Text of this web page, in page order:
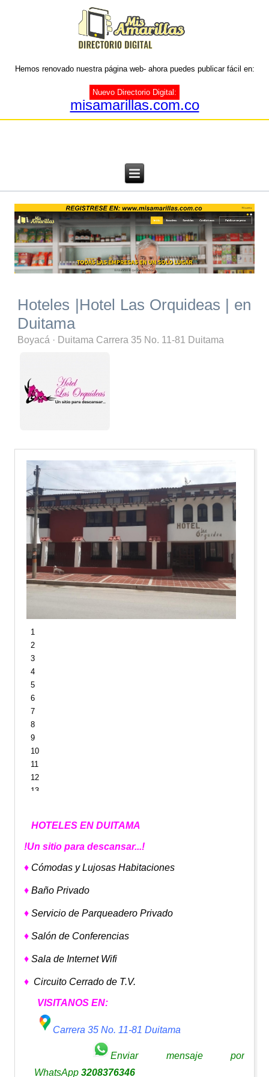
Hemos renovado nuestra página web- ahora puedes publicar fácil en:
Nuevo Directorio Digital:
misamarillas.com.co
Hoteles |Hotel Las Orquideas | en
Duitama
Boyacá · Duitama Carrera 35 No. 11-81 Duitama
1
2
3
4
5
6
7
8
9
10
11
12
13
16
17
HOTELES EN DUITAMA
!Un sitio para descansar...!
♦ Cómodas y Lujosas Habitaciones
♦ Baño Privado
♦ Servicio de Parqueadero Privado
♦ Salón de Conferencias
♦ Sala de Internet Wifi
♦ Circuito Cerrado de T.V.
VISITANOS EN:
Carrera 35 No. 11-81 Duitama
Enviar mensaje por
WhatsApp3208376346